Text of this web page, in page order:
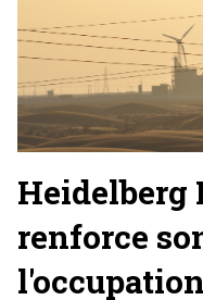
Heidelberg
renforce